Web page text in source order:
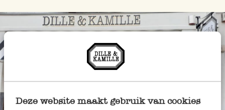
Deze website maakt gebruik van cookies